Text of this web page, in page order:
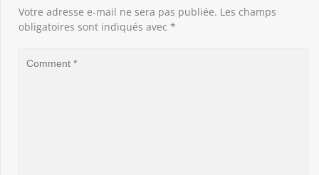
Votre adresse e-mail ne sera pas publiée. Les champs
obligatoires sont indiqués avec *